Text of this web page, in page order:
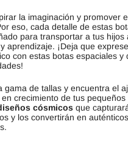
la imaginación y promover
eso, cada detalle de estas
para transportar a tus hijos
aprendizaje. ¡Deja que
con estas botas espaciales y
gama de tallas y encuentra el
crecimiento de tus pequeños
cósmicos que
y los convertirán en auténticos